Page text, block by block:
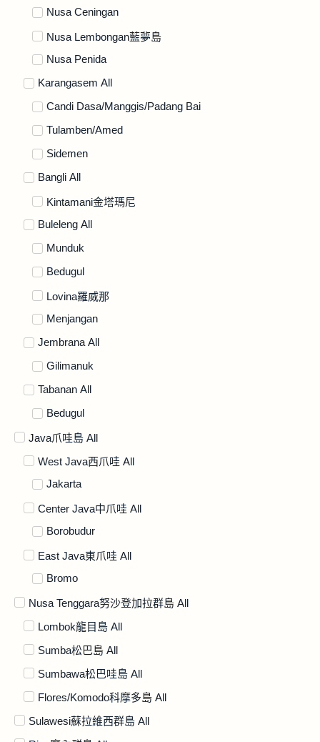
Nusa Ceningan
Nusa Lembongan藍夢島
Nusa Penida
Karangasem All
Candi Dasa/Manggis/Padang Bai
Tulamben/Amed
Sidemen
Bangli All
Kintamani金塔瑪尼
Buleleng All
Munduk
Bedugul
Lovina羅威那
Menjangan
Jembrana All
Gilimanuk
Tabanan All
Bedugul
Java爪哇島 All
West Java西爪哇 All
Jakarta
Center Java中爪哇 All
Borobudur
East Java東爪哇 All
Bromo
Nusa Tenggara努沙登加拉群島 All
Lombok龍目島 All
Sumba松巴島 All
Sumbawa松巴哇島 All
Flores/Komodo科摩多島 All
Sulawesi蘇拉維西群島 All